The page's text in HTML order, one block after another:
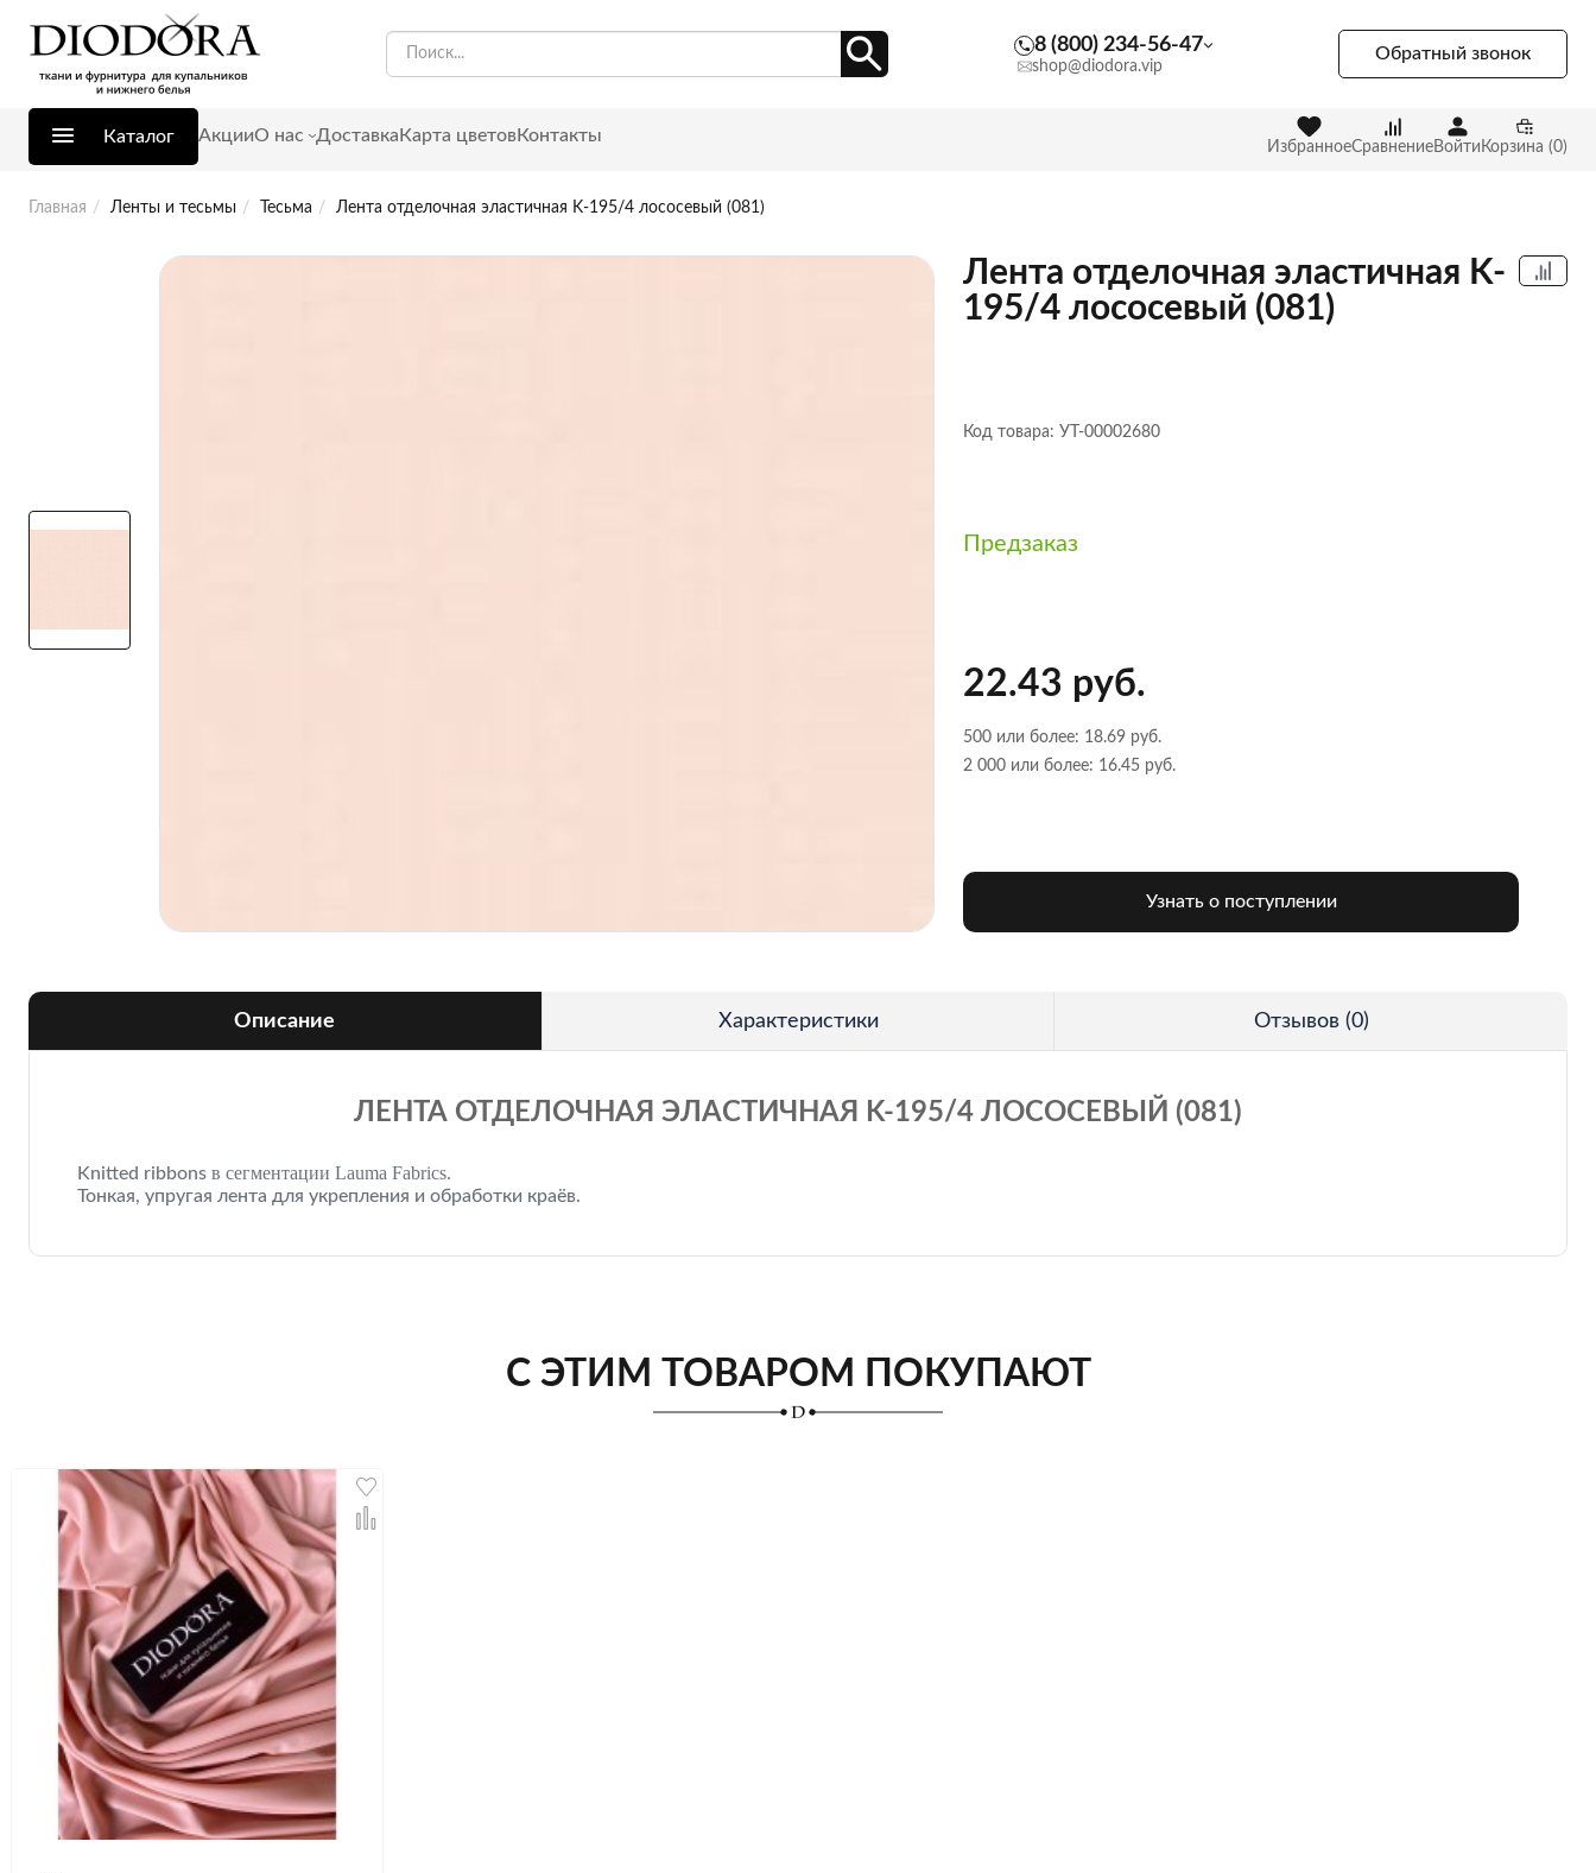
8 (800) 234-56-47
shop@diodora.vip
Обратный звонок
Каталог АкцииО нас Доставка Карта цветовКонтакты
ИзбранноеСравнениеВойти Корзина (0)
Главная Ленты и тесьмы Тесьма Лента отделочная эластичная K-195/4 лососевый (081)
Лента отделочная эластичная K-
195/4 лососевый (081)
Код товара: УТ-00002680
Предзаказ
22.43 руб.
500 или более: 18.69 руб.
2 000 или более: 16.45 руб.
Узнать о поступлении
Описание Характеристики Отзывов (0)
ЛЕНТА ОТДЕЛОЧНАЯ ЭЛАСТИЧНАЯ K-195/4 ЛОСОСЕВЫЙ (081)
Knitted ribbons в сегментации Lauma Fabrics.
Тонкая, упругая лента для укрепления и обработки краёв.
С ЭТИМ ТОВАРОМ ПОКУПАЮТ